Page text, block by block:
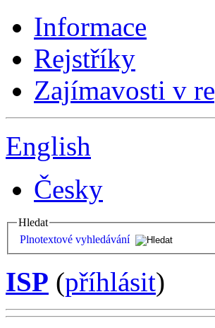
Informace
Rejstříky
Zajímavosti v
English
Česky
Hledat
Plnotextové vyhledávání
ISP (příhlásit)